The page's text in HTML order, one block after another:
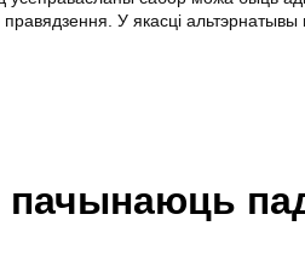
У якасці
пачынаюць